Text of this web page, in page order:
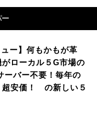
ー】何もかもが革
ローカル５G市場の
ーバー不要！毎年の
超安価！ の新しい５